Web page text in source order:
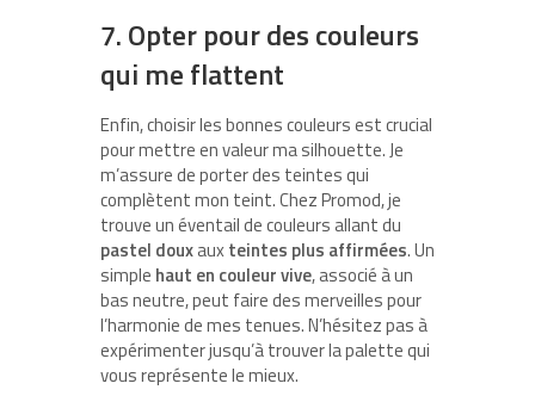
7. Opter pour des couleurs
qui me flattent
Enfin, choisir les bonnes couleurs est crucial
pour mettre en valeur ma silhouette. Je
m’assure de porter des teintes qui
complètent mon teint. Chez Promod, je
trouve un éventail de couleurs allant du
pastel douxauxteintes plus affirmées. Un
simple haut en couleur vive, associé à un
bas neutre, peut faire des merveilles pour
l’harmonie de mes tenues. N’hésitez pas à
expérimenter jusqu’à trouver la palette qui
vous représente le mieux.